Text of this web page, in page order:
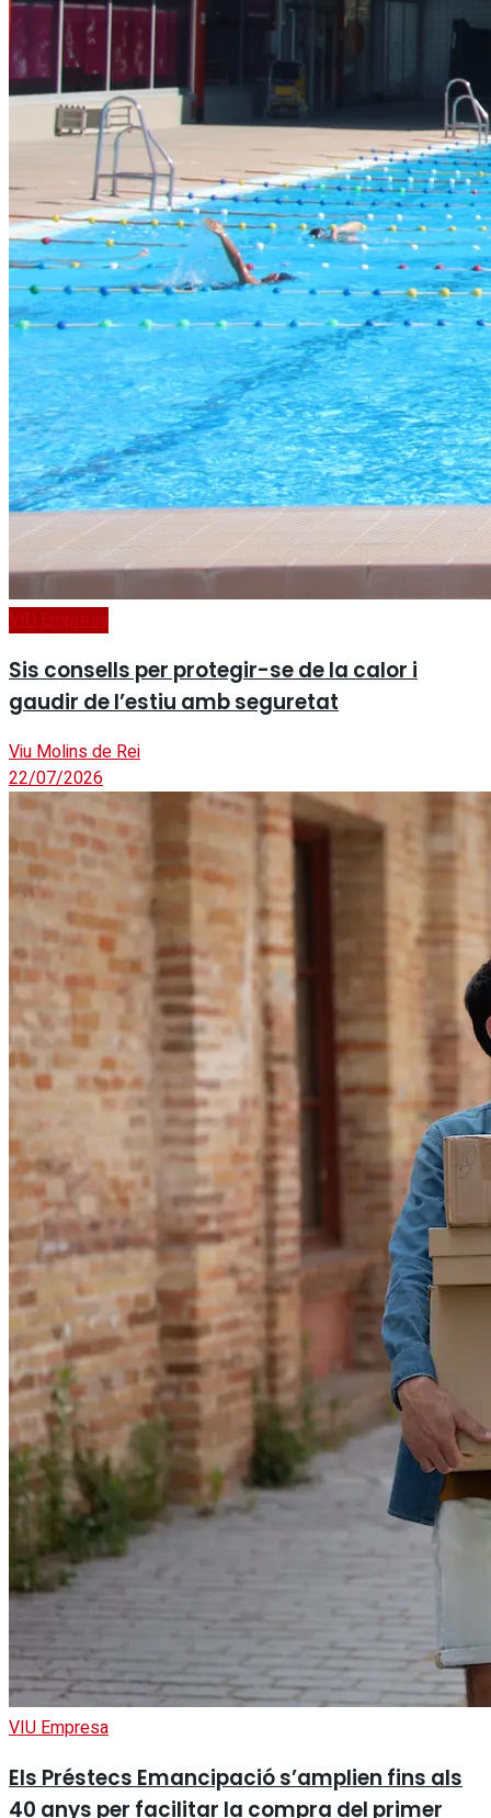
VIU Empresa
Sis consells per protegir-se de la calor i
gaudir de l’estiu amb seguretat
Viu Molins de Rei
22/07/2026
VIU Empresa
Els Préstecs Emancipació s’amplien fins als
40 anys per facilitar la compra del primer